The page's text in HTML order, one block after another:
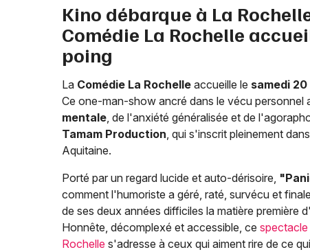
Kino débarque à La
Comédie La Rochelle
poing
La Comédie La Rochelle accueille le samedi 20
Ce one-man-show ancré dans le vécu personnel
mentale, de l'anxiété généralisée et de
Tamam Production, qui s'inscrit pleinement
Aquitaine.
Porté par un regard lucide et auto-dérisoire,
comment l'humoriste a géré, raté, survécu et
de ses deux années difficiles la matière première
Honnête, décomplexé et accessible, ce
Rochelle s'adresse à ceux qui aiment rire de ce